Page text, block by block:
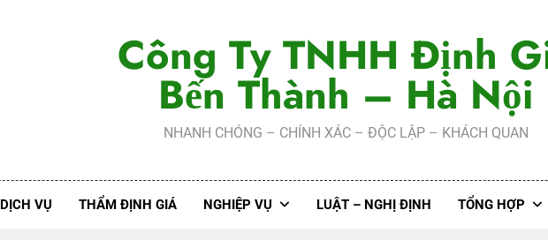
Công Ty TNHH Định
Bến Thành – Hà Nội
NHANH CHÓNG – CHÍNH XÁC – ĐỘC LẬP – KHÁCH QUAN
DỊCH VỤ THẨM ĐỊNH GIÁ NGHIỆP VỤ LUẬT – NGHỊ ĐỊNH TỔNG HỢP